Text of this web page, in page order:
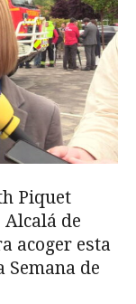
Piquet
de
acoger esta
de